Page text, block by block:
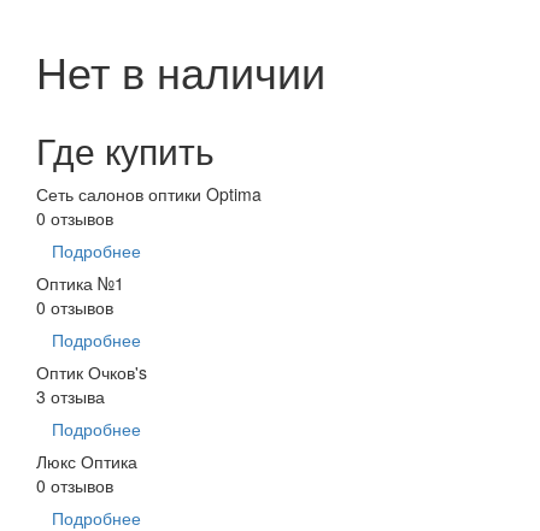
Нет в наличии
Где купить
Сеть салонов оптики Optima
0 отзывов
Подробнее
Оптика №1
0 отзывов
Подробнее
Оптик Очков's
3 отзыва
Подробнее
Люкс Оптика
0 отзывов
Подробнее